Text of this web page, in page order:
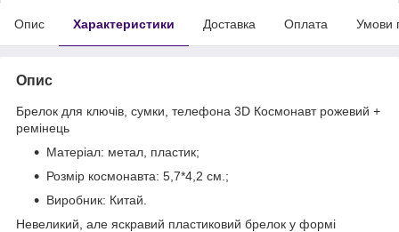
Опис Характеристики Доставка Оплата Умови
Опис
Брелок для ключів, сумки, телефона 3D Космонавт рожевий +
ремінець
Матеріал: метал, пластик;
Розмір космонавта: 5,7*4,2 см.;
Виробник: Китай.
Невеликий, але яскравий пластиковий брелок у формі